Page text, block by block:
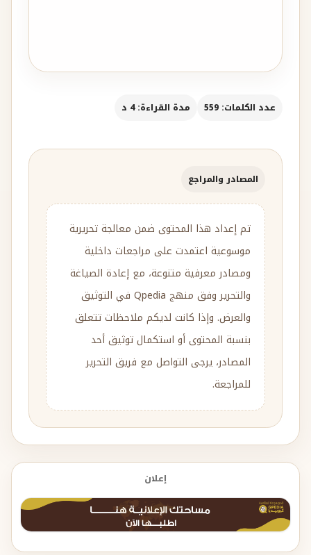
عدد الكلمات: 559 مدة القراءة: 4 د
المصادر والمراجع
تم إعداد هذا المحتوى ضمن معالجة تحريرية
موسوعية اعتمدت على مراجعات داخلية
ومصادر معرفية متنوعة، مع إعادة الصياغة
والتحرير وفق منهج Qpedia في التوثيق
والعرض. وإذا كانت لديكم ملاحظات تتعلق
بنسبة المحتوى أو استكمال توثيق أحد
المصادر، يرجى التواصل مع فريق التحرير
للمراجعة.
إعلان